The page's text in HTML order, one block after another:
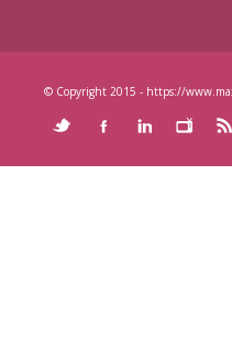
© Copyright 2015 - https://